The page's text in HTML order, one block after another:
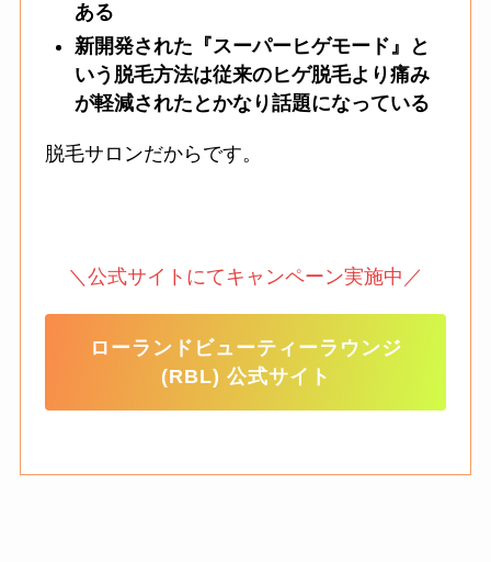
ある
新開発された『スーパーヒゲモード』と
いう脱毛方法は従来のヒゲ脱毛より痛み
が軽減されたとかなり話題になっている
脱毛サロンだからです。
＼公式サイトにてキャンペーン実施中／
ローランドビューティーラウンジ
(RBL) 公式サイト